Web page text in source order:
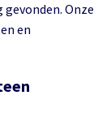
Onze
en